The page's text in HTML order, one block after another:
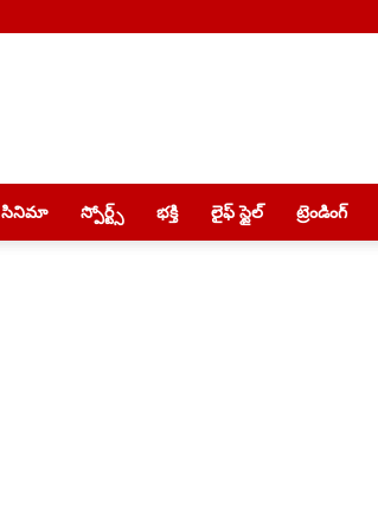
సినిమా స్పోర్ట్స్ భక్తి లైఫ్ స్టైల్ ట్రెండింగ్